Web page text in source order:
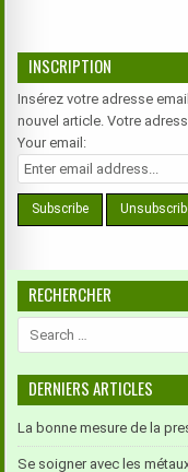
INSCRIPTION
Insérez votre adresse
nouvel article. Votre
Your email:
RECHERCHER
DERNIERS ARTICLES
La bonne mesure de la
Se soigner avec les